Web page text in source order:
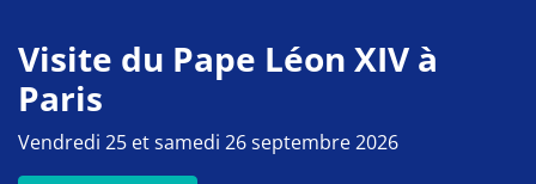
Visite du Pape Léon XIV à
Paris
Vendredi 25 et samedi 26 septembre 2026